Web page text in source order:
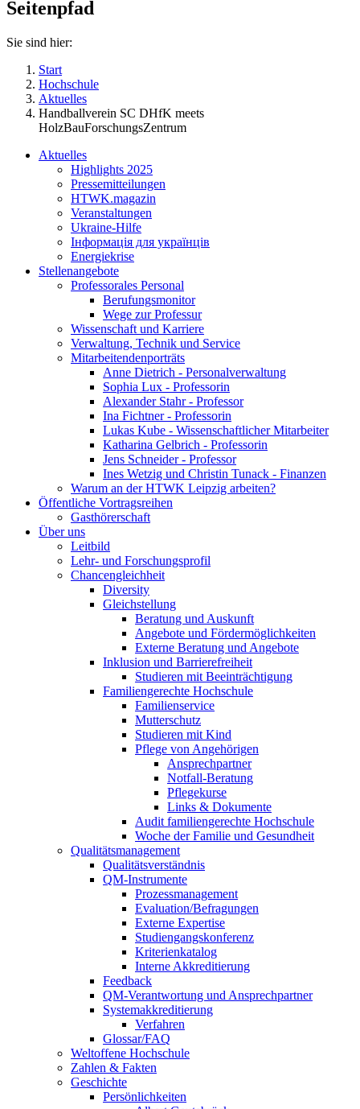
Seitenpfad
Sie sind hier:
Start
Hochschule
Aktuelles
Handballverein SC DHfK meets
HolzBauForschungsZentrum
Aktuelles
Highlights 2025
Pressemitteilungen
HTWK.magazin
Veranstaltungen
Ukraine-Hilfe
Інформація для українців
Energiekrise
Stellenangebote
Professorales Personal
Berufungsmonitor
Wege zur Professur
Wissenschaft und Karriere
Verwaltung, Technik und Service
Mitarbeitendenporträts
Anne Dietrich - Personalverwaltung
Sophia Lux - Professorin
Alexander Stahr - Professor
Ina Fichtner - Professorin
Lukas Kube - Wissenschaftlicher Mitarbeiter
Katharina Gelbrich - Professorin
Jens Schneider - Professor
Ines Wetzig und Christin Tunack - Finanzen
Warum an der HTWK Leipzig arbeiten?
Öffentliche Vortragsreihen
Gasthörerschaft
Über uns
Leitbild
Lehr- und Forschungsprofil
Chancengleichheit
Diversity
Gleichstellung
Beratung und Auskunft
Angebote und Fördermöglichkeiten
Externe Beratung und Angebote
Inklusion und Barrierefreiheit
Studieren mit Beeinträchtigung
Familiengerechte Hochschule
Familienservice
Mutterschutz
Studieren mit Kind
Pflege von Angehörigen
Ansprechpartner
Notfall-Beratung
Pflegekurse
Links & Dokumente
Audit familiengerechte Hochschule
Woche der Familie und Gesundheit
Qualitätsmanagement
Qualitätsverständnis
QM-Instrumente
Prozessmanagement
Evaluation/Befragungen
Externe Expertise
Studiengangskonferenz
Kriterienkatalog
Interne Akkreditierung
Feedback
QM-Verantwortung und Ansprechpartner
Systemakkreditierung
Verfahren
Glossar/FAQ
Weltoffene Hochschule
Zahlen & Fakten
Geschichte
Persönlichkeiten